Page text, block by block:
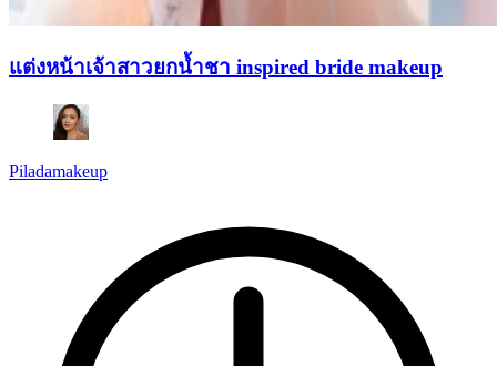
แต่งหน้าเจ้าสาวยกน้ำชา inspired bride makeup
Piladamakeup